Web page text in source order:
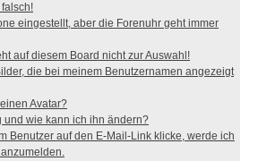
eingestellt, aber die Forenuhr geht immer
auf diesem Board nicht zur Auswahl!
die bei meinem Benutzernamen angezeigt
Avatar?
und wie kann ich ihn ändern?
Benutzer auf den E-Mail-Link klicke, werde ich